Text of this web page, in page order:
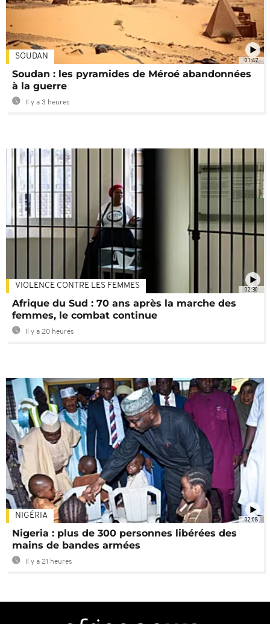
01:47
SOUDAN
Soudan : les pyramides de Méroé abandonnées
à la guerre
Il y a 3 heures
02:30
VIOLENCE CONTRE LES FEMMES
Afrique du Sud : 70 ans après la marche des
femmes, le combat continue
Il y a 20 heures
02:08
NIGÉRIA
Nigeria : plus de 300 personnes libérées des
mains de bandes armées
Il y a 21 heures